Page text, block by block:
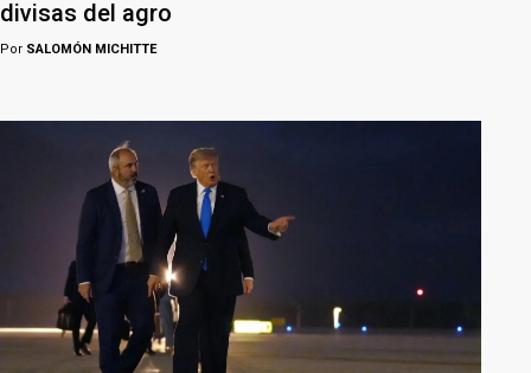
divisas del agro
Por SALOMÓN MICHITTE